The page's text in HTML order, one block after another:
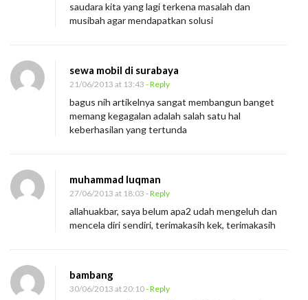
saudara kita yang lagi terkena masalah dan
musibah agar mendapatkan solusi
sewa mobil di surabaya
21/06/2013 at 13:43 - Reply
bagus nih artikelnya sangat membangun banget
memang kegagalan adalah salah satu hal
keberhasilan yang tertunda
muhammad luqman
27/06/2013 at 18:03 - Reply
allahuakbar, saya belum apa2 udah mengeluh dan
mencela diri sendiri, terimakasih kek, terimakasih
bambang
30/06/2013 at 20:10- Reply